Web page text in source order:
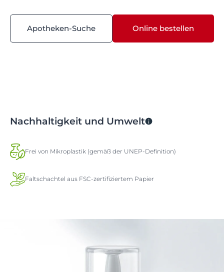
Apotheken-Suche Online bestellen
Nachhaltigkeit und Umwelt
Frei von Mikroplastik (gemäß der UNEP-Definition)
Faltschachtel aus FSC-zertifiziertem Papier